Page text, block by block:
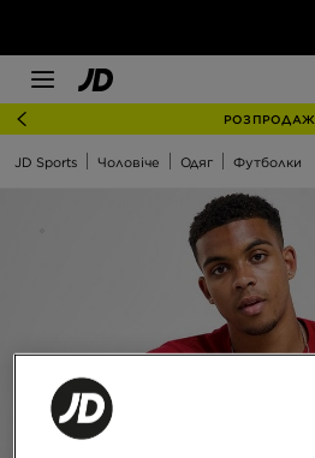
РОЗПРОДАЖ
JD Sports Чоловіче Одяг Футболки